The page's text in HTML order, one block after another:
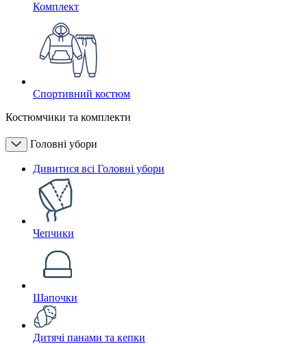
Комплект
Спортивний костюм
Костюмчики та комплекти
Головні убори
Дивитися всі Головні убори
Чепчики
Шапочки
Дитячі панами та кепки